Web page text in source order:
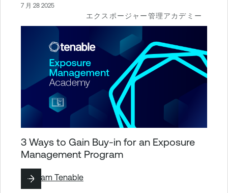
エクスポージャー管理アカデミー
7 月 28 2025
3 Ways to Gain Buy-in for an Exposure
Management Program
ByTeam Tenable